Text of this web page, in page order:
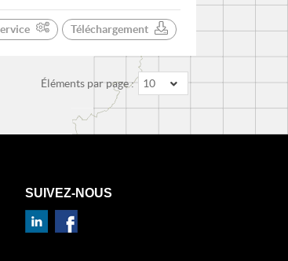
Téléchargement
Éléments par page : 10
SUIVEZ-NOUS